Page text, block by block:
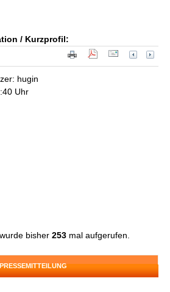
/ Kurzprofil:
hugin
Uhr
bisher253 mal aufgerufen.